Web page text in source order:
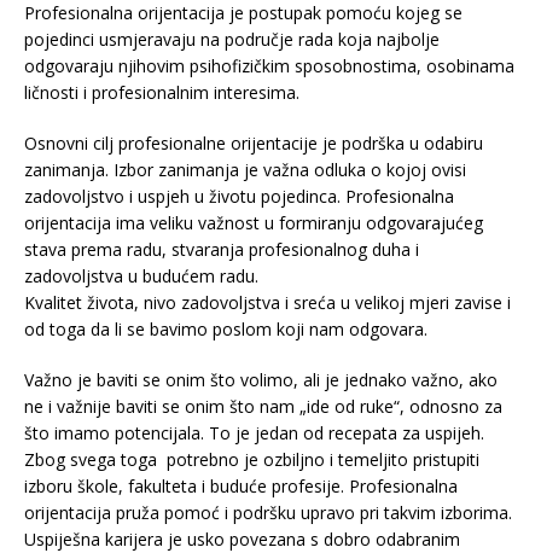
Profesionalna orijentacija je postupak pomoću kojeg se
pojedinci usmjeravaju na područje rada koja najbolje
odgovaraju njihovim psihofizičkim sposobnostima, osobinama
ličnosti i profesionalnim interesima.
Osnovni cilj profesionalne orijentacije je podrška u odabiru
zanimanja. Izbor zanimanja je važna odluka o kojoj ovisi
zadovoljstvo i uspjeh u životu pojedinca. Profesionalna
orijentacija ima veliku važnost u formiranju odgovarajućeg
stava prema radu, stvaranja profesionalnog duha i
zadovoljstva u budućem radu.
Kvalitet života, nivo zadovoljstva i sreća u velikoj mjeri zavise i
od toga da li se bavimo poslom koji nam odgovara.
Važno je baviti se onim što volimo, ali je jednako važno, ako
ne i važnije baviti se onim što nam „ide od ruke“, odnosno za
što imamo potencijala. To je jedan od recepata za uspijeh.
Zbog svega toga potrebno je ozbiljno i temeljito pristupiti
izboru škole, fakulteta i buduće profesije. Profesionalna
orijentacija pruža pomoć i podršku upravo pri takvim izborima.
Uspiješna karijera je usko povezana s dobro odabranim